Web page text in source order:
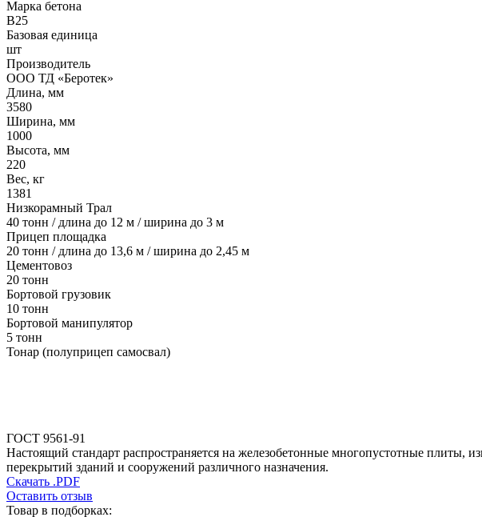
Марка бетона
B25
Базовая единица
шт
Производитель
ООО ТД «Беротек»
Длина, мм
3580
Ширина, мм
1000
Высота, мм
220
Вес, кг
1381
Низкорамный Трал
40 тонн / длина до 12 м / ширина до 3 м
Прицеп площадка
20 тонн / длина до 13,6 м / ширина до 2,45 м
Цементовоз
20 тонн
Бортовой грузовик
10 тонн
Бортовой манипулятор
5 тонн
Тонар (полуприцеп самосвал)
ГОСТ 9561-91
Настоящий стандарт распространяется на железобетонные многопустотные плиты,
перекрытий зданий и сооружений различного назначения.
Скачать .PDF
Оставить отзыв
Товар в подборках: